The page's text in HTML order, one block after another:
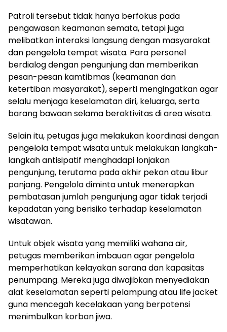
Patroli tersebut tidak hanya berfokus pada
pengawasan keamanan semata, tetapi juga
melibatkan interaksi langsung dengan masyarakat
dan pengelola tempat wisata. Para personel
berdialog dengan pengunjung dan memberikan
pesan-pesan kamtibmas (keamanan dan
ketertiban masyarakat), seperti mengingatkan agar
selalu menjaga keselamatan diri, keluarga, serta
barang bawaan selama beraktivitas di area wisata.
Selain itu, petugas juga melakukan koordinasi dengan
pengelola tempat wisata untuk melakukan langkah-
langkah antisipatif menghadapi lonjakan
pengunjung, terutama pada akhir pekan atau libur
panjang. Pengelola diminta untuk menerapkan
pembatasan jumlah pengunjung agar tidak terjadi
kepadatan yang berisiko terhadap keselamatan
wisatawan.
Untuk objek wisata yang memiliki wahana air,
petugas memberikan imbauan agar pengelola
memperhatikan kelayakan sarana dan kapasitas
penumpang. Mereka juga diwajibkan menyediakan
alat keselamatan seperti pelampung atau life jacket
guna mencegah kecelakaan yang berpotensi
menimbulkan korban jiwa.